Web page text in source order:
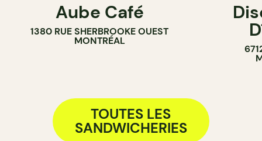
PÂTISSERIE
BOULANGERIE
Aube Café
1380 RUE SHERBROOKE OUEST
MONTRÉAL
TOUTES LES
SANDWICHERIES